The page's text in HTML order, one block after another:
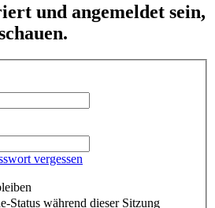
und angemeldet sein,
vergessen
Status während dieser Sitzung